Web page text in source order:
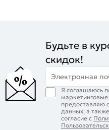
Будьте в
скидок!
Электронная
Я соглашаюсь
предоставляю
данных, а
согласие с